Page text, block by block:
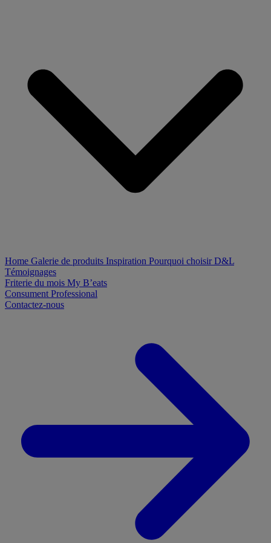
Home Galerie de produits Inspiration Pourquoi choisir D&L
Témoignages
Friterie du mois My B’eats
Consument Professional
Contactez-nous